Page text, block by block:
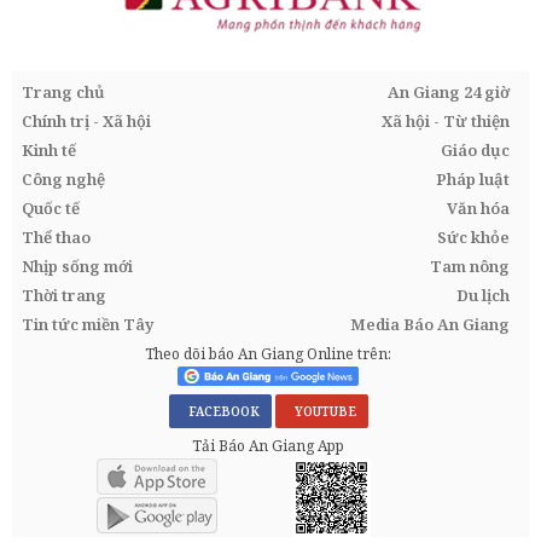
Trang chủ
An Giang 24 giờ
Chính trị - Xã hội
Xã hội - Từ thiện
Kinh tế
Giáo dục
Công nghệ
Pháp luật
Quốc tế
Văn hóa
Thể thao
Sức khỏe
Nhịp sống mới
Tam nông
Thời trang
Du lịch
Tin tức miền Tây
Media Báo An Giang
Theo dõi báo An Giang Online trên:
FACEBOOK YOUTUBE
Tải Báo An Giang App